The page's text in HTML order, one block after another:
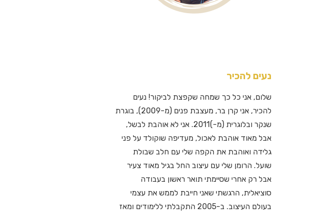
נעים להכיר
שלום, אני כל כך שמחה שקפצת לביקור! נעים
להכיר, אני קרן בר, מעצבת פנים (מ-2009), בוגרת
שנקר ובלוגרית (מ-)2011. אני לא אוהבת לבשל,
אבל מאוד אוהבת לאכול, מעדיפה שוקולד על פני
גלידה ואוהבת את הקפה שלי עם חלב שבולת
שועל. הרומן שלי עם עיצוב החל בגיל מאוד צעיר
אבל רק אחרי שסיימתי תואר ראשון בעבודה
סוציאלית, הרגשתי שאני חייבת לממש את עצמי
בעולם העיצוב. ב-2005 התקבלתי ללימודים ומאז